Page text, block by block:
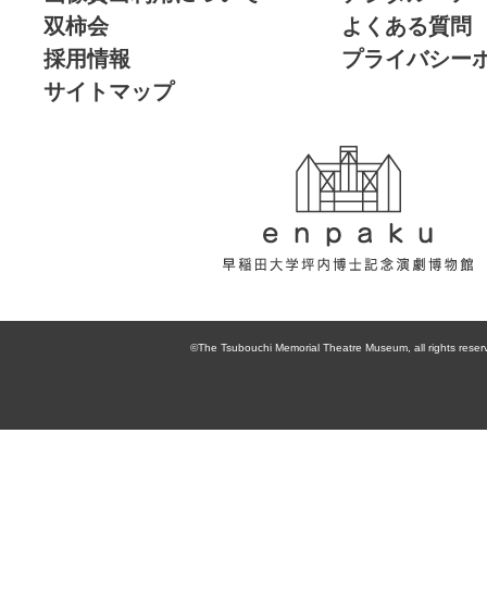
双柿会
よくある質問
採用情報
プライバシー
サイトマップ
大学坪内博士記
念演劇博物館
©The Tsubouchi Memorial Theatre Museum, all rights